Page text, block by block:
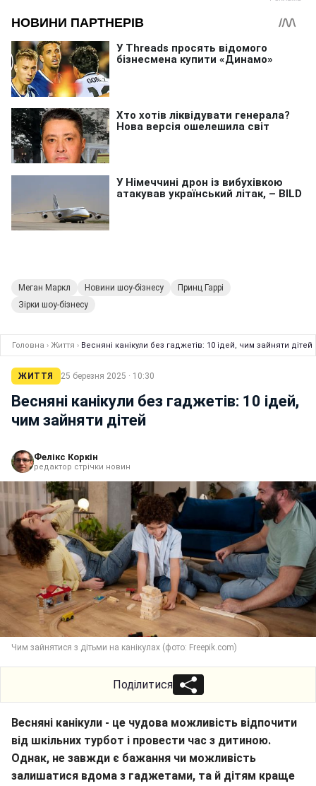
Меган Маркл Новини шоу-бізнесу
Принц Гаррі
Зірки шоу-бізнесу
Головна › Життя › Весняні канікули без гаджетів: 10 ідей, чим зайняти дітей
ЖИТТЯ 25 березня 2025 · 10:30
Весняні канікули без гаджетів: 10 ідей,
чим зайняти дітей
Фелікс Коркін
редактор стрічки новин
Чим зайнятися з дітьми на канікулах (фото: Freepik.com)
Поділитися
Весняні канікули - це чудова можливість відпочити
від шкільних турбот і провести час з дитиною.
Однак, не завжди є бажання чи можливість
залишатися вдома з гаджетами, та й дітям краще